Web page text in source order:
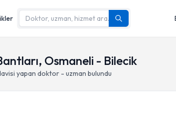
Osmaneli - Bilecik
yapan doktor - uzman bulundu